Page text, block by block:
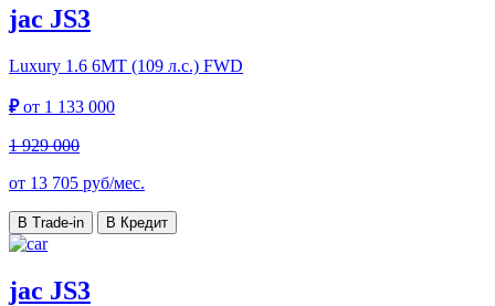
jac JS3
Luxury 1.6 6MT (109 л.с.) FWD
₽от 1 133 000
1 929 000
от 13 705 руб/мес.
В Trade-in В Кредит
jac JS3